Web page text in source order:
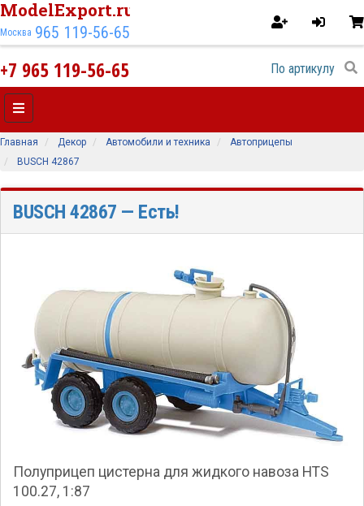
ModelExport.ru
Москва 965 119-56-65
+7 965 119-56-65
Главная Декор Автомобили и техника
Автоприцепы
BUSCH 42867
BUSCH 42867 — Есть!
Полуприцеп цистерна для жидкого навоза HTS
100.27, 1:87